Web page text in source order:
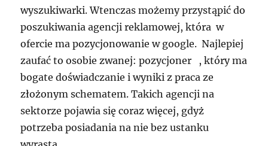
wyszukiwarki. Wtenczas możemy przystąpić do
poszukiwania agencji reklamowej, która w
ofercie ma pozycjonowanie w google. Najlepiej
zaufać to osobie zwanej: pozycjoner , który ma
bogate doświadczanie i wyniki z praca ze
złożonym schematem. Takich agencji na
sektorze pojawia się coraz więcej, gdyż
potrzeba posiadania na nie bez ustanku